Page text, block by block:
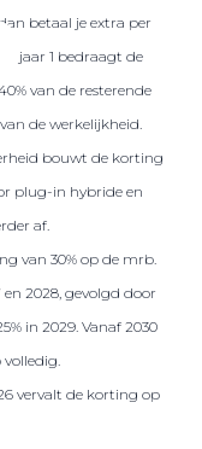
betaal je extra per
jaar 1 bedraagt de
van de resterende
de werkelijkheid.
bouwt de korting
plug-in hybride en
af.
van 30% op de mrb.
2028, gevolgd door
in 2029. Vanaf 2030
vervalt de korting op